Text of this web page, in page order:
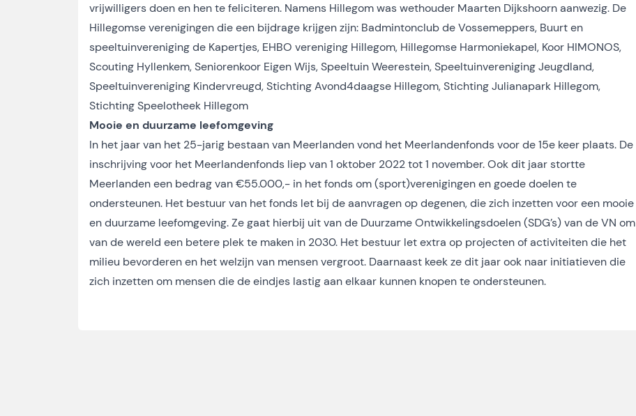
vrijwilligers doen en hen te feliciteren. Namens Hillegom was wethouder Maarten Dijkshoorn aanwezig. De
Hillegomse verenigingen die een bijdrage krijgen zijn: Badmintonclub de Vossemeppers, Buurt en
speeltuinvereniging de Kapertjes, EHBO vereniging Hillegom, Hillegomse Harmoniekapel, Koor HIMONOS,
Scouting Hyllenkem, Seniorenkoor Eigen Wijs, Speeltuin Weerestein, Speeltuinvereniging Jeugdland,
Speeltuinvereniging Kindervreugd, Stichting Avond4daagse Hillegom, Stichting Julianapark Hillegom,
Stichting Speelotheek Hillegom
Mooie en duurzame leefomgeving
In het jaar van het 25-jarig bestaan van Meerlanden vond het Meerlandenfonds voor de 15e keer plaats. De
inschrijving voor het Meerlandenfonds liep van 1 oktober 2022 tot 1 november. Ook dit jaar stortte
Meerlanden een bedrag van €55.000,- in het fonds om (sport)verenigingen en goede doelen te
ondersteunen. Het bestuur van het fonds let bij de aanvragen op degenen, die zich inzetten voor een mooie
en duurzame leefomgeving. Ze gaat hierbij uit van de Duurzame Ontwikkelingsdoelen (SDG’s) van de VN om
van de wereld een betere plek te maken in 2030. Het bestuur let extra op projecten of activiteiten die het
milieu bevorderen en het welzijn van mensen vergroot. Daarnaast keek ze dit jaar ook naar initiatieven die
zich inzetten om mensen die de eindjes lastig aan elkaar kunnen knopen te ondersteunen.